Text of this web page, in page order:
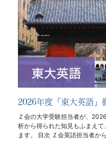
2026年度「東大英語」
Ｚ会の大学受験担当者が、
析から得られた知見もふまえ
ます。 目次 Ｚ会英語担当者か